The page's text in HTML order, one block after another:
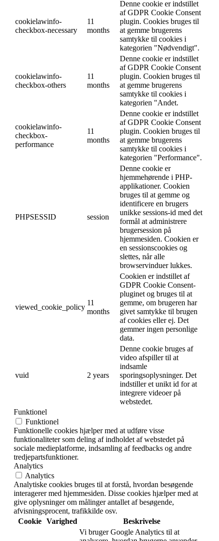
cookielawinfo-
checkbox-necessary
11
months
Denne cookie er indstillet
af GDPR Cookie Consent
plugin. Cookies bruges til
at gemme brugerens
samtykke til cookies i
kategorien "Nødvendigt".
cookielawinfo-
checkbox-others
11
months
Denne cookie er indstillet
af GDPR Cookie Consent
plugin. Cookien bruges til
at gemme brugerens
samtykke til cookies i
kategorien "Andet.
cookielawinfo-
checkbox-
performance
11
months
Denne cookie er indstillet
af GDPR Cookie Consent
plugin. Cookien bruges til
at gemme brugerens
samtykke til cookies i
kategorien "Performance".
PHPSESSID session
Denne cookie er
hjemmehørende i PHP-
applikationer. Cookien
bruges til at gemme og
identificere en brugers
unikke sessions-id med det
formål at administrere
brugersession på
hjemmesiden. Cookien er
en sessionscookies og
slettes, når alle
browservinduer lukkes.
viewed_cookie_policy
11
months
Cookien er indstillet af
GDPR Cookie Consent-
pluginet og bruges til at
gemme, om brugeren har
givet samtykke til brugen
af cookies eller ej. Det
gemmer ingen personlige
data.
vuid 2 years
Denne cookie bruges af
video afspiller til at
indsamle
sporingsoplysninger. Det
indstiller et unikt id for at
integrere videoer på
webstedet.
Funktionel
Funktionel
Funktionelle cookies hjælper med at udføre visse
funktionaliteter som deling af indholdet af webstedet på
sociale medieplatforme, indsamling af feedbacks og andre
tredjepartsfunktioner.
Analytics
Analytics
Analytiske cookies bruges til at forstå, hvordan besøgende
interagerer med hjemmesiden. Disse cookies hjælper med at
give oplysninger om målinger antallet af besøgende,
afvisningsprocent, trafikkilde osv.
Cookie Varighed
Beskrivelse
Vi bruger Google Analytics til at